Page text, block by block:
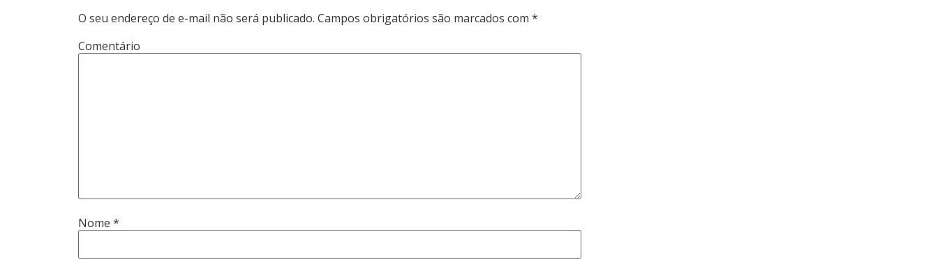
O seu endereço de e-mail não será publicado. Campos obrigatórios são marcados com *
Comentário
Nome *